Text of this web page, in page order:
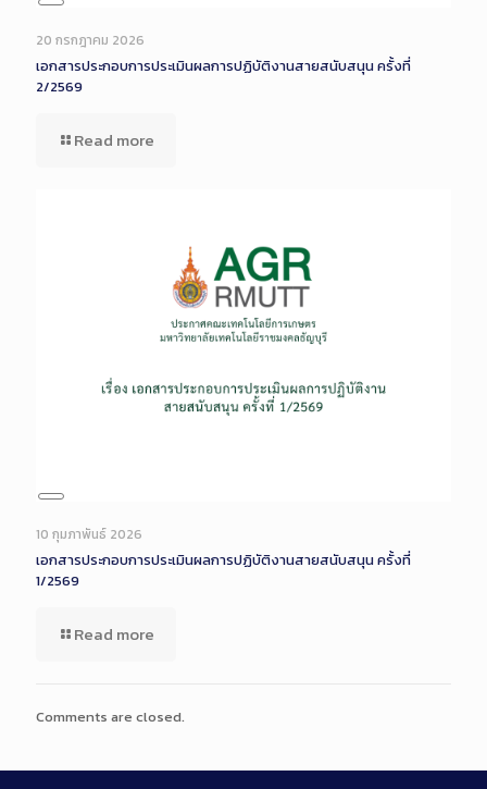
Long
Description
20 กรกฎาคม 2026
เอกสารประกอบการประเมินผลการปฏิบัติงานสายสนับสนุน ครั้งที่
2/2569
Read more
Long
Description
10 กุมภาพันธ์ 2026
เอกสารประกอบการประเมินผลการปฏิบัติงานสายสนับสนุน ครั้งที่
1/2569
Read more
Comments are closed.